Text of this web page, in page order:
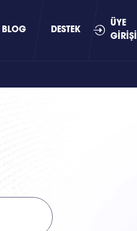
BLOG DESTEK
ÜYE
GİRİŞİ